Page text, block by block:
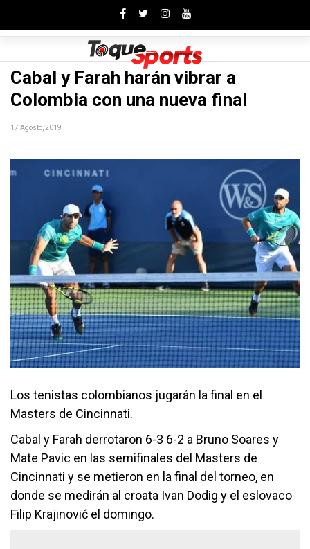
Cabal y Farah harán vibrar a
Colombia con una nueva final
17 Agosto, 2019
Los tenistas colombianos jugarán la final en el
Masters de Cincinnati.
Cabal y Farah derrotaron 6-3 6-2 a Bruno Soares y
Mate Pavic en las semifinales del Masters de
Cincinnati y se metieron en la final del torneo, en
donde se medirán al croata Ivan Dodig y el eslovaco
Filip Krajinović el domingo.